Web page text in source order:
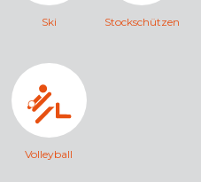
Ski Stockschützen
Volleyball